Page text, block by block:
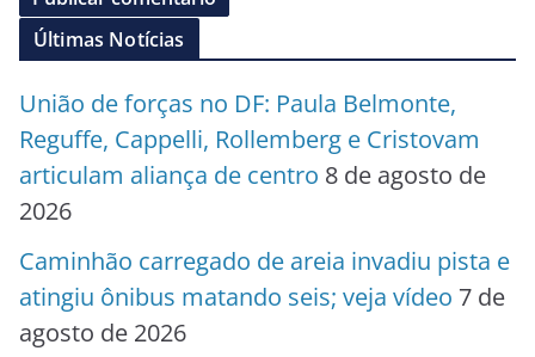
Últimas Notícias
União de forças no DF: Paula Belmonte,
Reguffe, Cappelli, Rollemberg e Cristovam
articulam aliança de centro 8 de agosto de
2026
Caminhão carregado de areia invadiu pista e
atingiu ônibus matando seis; veja vídeo 7 de
agosto de 2026